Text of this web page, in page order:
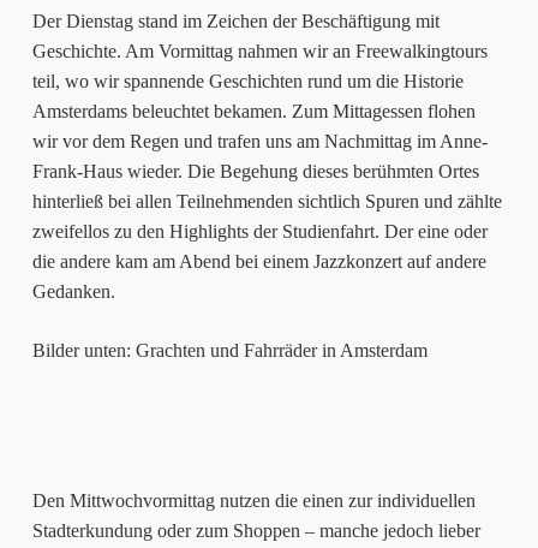
Der Dienstag stand im Zeichen der Beschäftigung mit
Geschichte. Am Vormittag nahmen wir an Freewalkingtours
teil, wo wir spannende Geschichten rund um die Historie
Amsterdams beleuchtet bekamen. Zum Mittagessen flohen
wir vor dem Regen und trafen uns am Nachmittag im Anne-
Frank-Haus wieder. Die Begehung dieses berühmten Ortes
hinterließ bei allen Teilnehmenden sichtlich Spuren und zählte
zweifellos zu den Highlights der Studienfahrt. Der eine oder
die andere kam am Abend bei einem Jazzkonzert auf andere
Gedanken.
Bilder unten: Grachten und Fahrräder in Amsterdam
Den Mittwochvormittag nutzen die einen zur individuellen
Stadterkundung oder zum Shoppen – manche jedoch lieber